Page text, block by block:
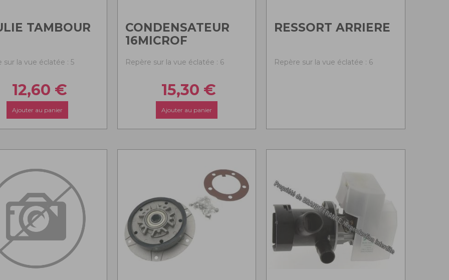
TAMBOUR
sur la vue éclatée : 5
12,60 €
Ajouter au panier
CONDENSATEUR
16MICROF
Repère sur la vue éclatée : 6
15,30 €
Ajouter au panier
RESSORT ARRIERE
Repère sur la vue éclatée : 6